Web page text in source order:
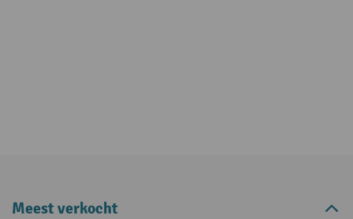
Meest verkocht